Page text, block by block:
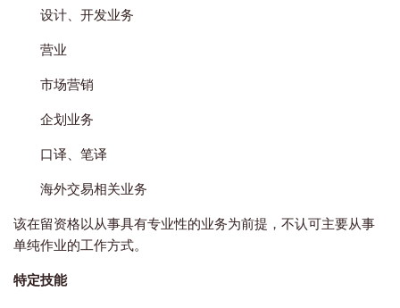
设计、开发业务
营业
市场营销
企划业务
口译、笔译
海外交易相关业务
该在留资格以从事具有专业性的业务为前提，不认可主要从事
单纯作业的工作方式。
特定技能